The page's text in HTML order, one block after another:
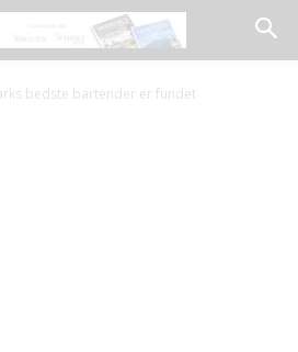
bedste bartender er fundet